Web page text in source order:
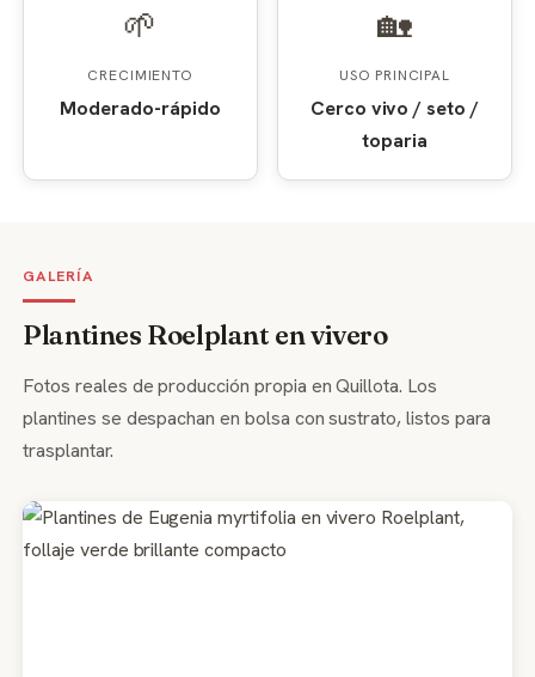
🌱
CRECIMIENTO
Moderado-rápido
🏡
USO PRINCIPAL
Cerco vivo / seto /
toparia
GALERÍA
Plantines Roelplant en vivero
Fotos reales de producción propia en Quillota. Los
plantines se despachan en bolsa con sustrato, listos para
trasplantar.